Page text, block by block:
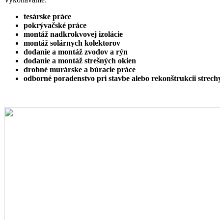
tesárske práce
pokrývačské práce
montáž nadkrokvovej izolácie
montáž solárnych kolektorov
dodanie a montáž zvodov a rýn
dodanie a montáž strešných okien
drobné murárske a búracie práce
odborné poradenstvo pri stavbe alebo rekonštrukcii